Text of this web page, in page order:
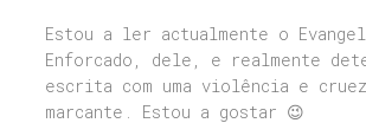
Estou a ler actualmente o
Enforcado, dele, e realmente
escrita com uma violência e
marcante. Estou a gostar 😉